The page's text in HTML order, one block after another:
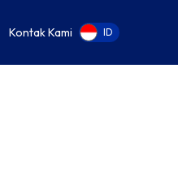
Kontak Kami EN ID